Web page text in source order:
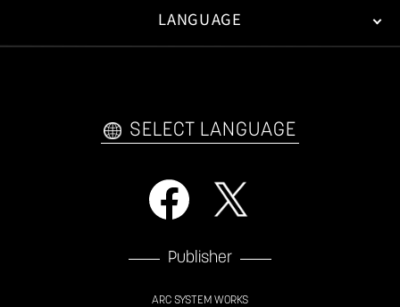
WEB COMICS
LANGUAGE
SELECT LANGUAGE
Publisher
ARC SYSTEM WORKS